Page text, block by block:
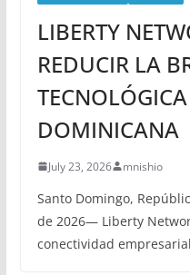
LIBERTY
REDUCIR LA
DOMINICANA
July 23, 2026 mnishio
Santo Domingo,
de 2026— Liberty
conectividad